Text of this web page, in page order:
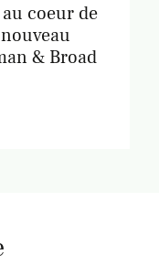
coeur de
& Broad